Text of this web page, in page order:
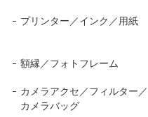
プリンター／インク／用紙
額縁／フォトフレーム
カメラアクセ／フィルター／
カメラバッグ